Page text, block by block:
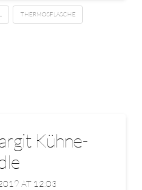
THERMOSFLASCHE
Kühne-
AT 12:03